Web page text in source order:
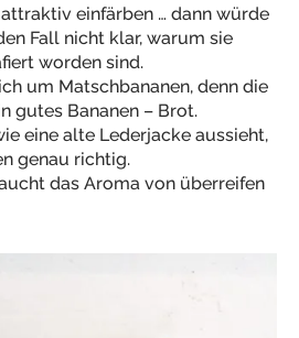
einfärben … dann würde
Fall nicht klar, warum sie
worden sind.
um Matschbananen, denn die
gutes Bananen – Brot.
eine alte Lederjacke aussieht,
genau richtig.
das Aroma von überreifen